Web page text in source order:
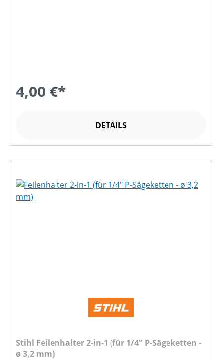
4,00 €*
DETAILS
Stihl Feilenhalter 2-in-1 (für 1/4" P-Sägeketten -
ø 3,2 mm)